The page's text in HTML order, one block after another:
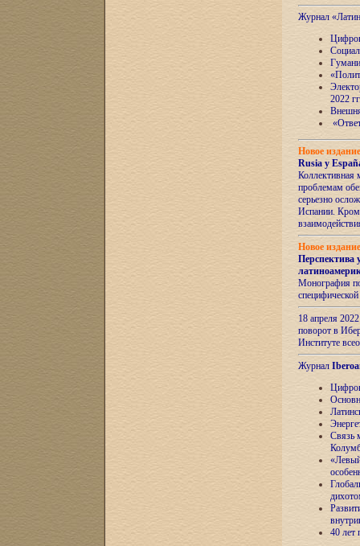
Журнал
2022
Новое
Rusia y
Коллективная
проблемам
серьезно
Испании.
Новое
Перспектива
Монография
18 апреля
поворот в
Институте
Журнал
Связь
40 лет